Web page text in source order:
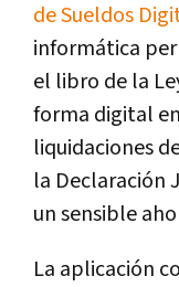
de Sueldos
informática
el libro de la
forma digital
liquidaciones
la Declaración
un sensible
La aplicación